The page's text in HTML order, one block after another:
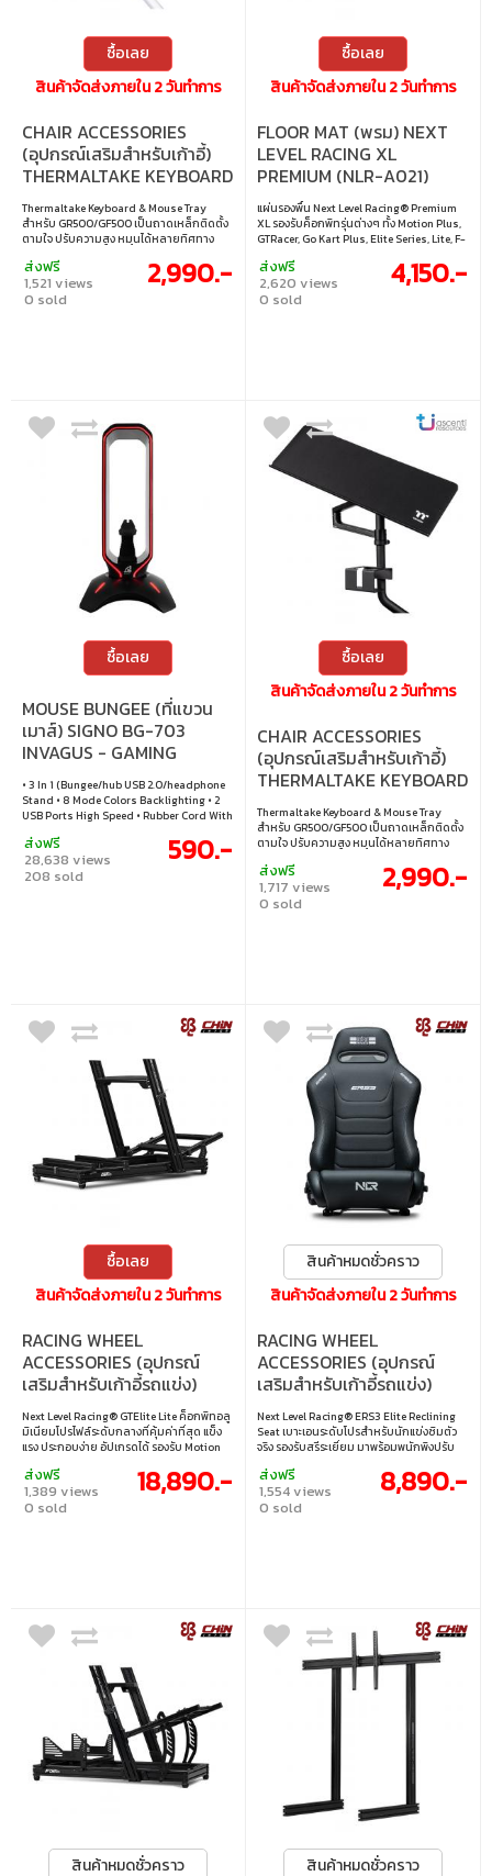
ซื้อเลย
สินค้าจัดส่งภายใน 2 วันทำการ
CHAIR ACCESSORIES
(อุปกรณ์เสริมสำหรับเก้าอี้)
THERMALTAKE KEYBOARD
& MOUSE TRAY - SNOW
(GSC-ACC-KBASWH-01)
Thermaltake Keyboard & Mouse Tray
สำหรับ GR500/GF500 เป็นถาดเหล็กติดตั้ง
ตามใจ ปรับความสูง หมุนได้หลายทิศทาง
และแผ่นรองเม้าส์ใหญ่ ช่วยให้พิมพ์หรือเล่นเก
มนานๆ สบายขึ้น
ส่งฟรี
1,521 views
0 sold
2,990.-
ซื้อเลย
สินค้าจัดส่งภายใน 2 วันทำการ
FLOOR MAT (พรม) NEXT
LEVEL RACING XL
PREMIUM (NLR-A021)
แผ่นรองพื้น Next Level Racing® Premium
XL รองรับค็อกพิทรุ่นต่างๆ ทั้ง Motion Plus,
GTRacer, Go Kart Plus, Elite Series, Lite, F-
มั่นคงและความสวยงามให้ชุดจำลองของคุณ
ขนาด 186 x 89 ซม.
ส่งฟรี
2,620 views
0 sold
4,150.-
ซื้อเลย
MOUSE BUNGEE (ที่แขวน
เมาส์) SIGNO BG-703
INVAGUS - GAMING
MOUSE BUNGEE WITH
HEADPHONE STAND
• 3 In 1 (Bungee/hub USB 2.0/headphone
Stand • 8 Mode Colors Backlighting • 2
USB Ports High Speed • Rubber Cord With
Play
ส่งฟรี
28,638 views
208 sold
590.-
ซื้อเลย
สินค้าจัดส่งภายใน 2 วันทำการ
CHAIR ACCESSORIES
(อุปกรณ์เสริมสำหรับเก้าอี้)
THERMALTAKE KEYBOARD
& MOUSE TRAY - BLACK
(GSC-ACC-KBASBB-01)
Thermaltake Keyboard & Mouse Tray
สำหรับ GR500/GF500 เป็นถาดเหล็กติดตั้ง
ตามใจ ปรับความสูง หมุนได้หลายทิศทาง
และแผ่นรองเม้าส์ใหญ่ ช่วยให้พิมพ์หรือเล่นเก
มนานๆ สบายขึ้น
ส่งฟรี
1,717 views
0 sold
2,990.-
ซื้อเลย
สินค้าจัดส่งภายใน 2 วันทำการ
RACING WHEEL
ACCESSORIES (อุปกรณ์
เสริมสำหรับเก้าอี้รถแข่ง)
NEXT LEVEL RACING
WHEEL PLATE GT ELITE
LITE EDITION (NLR-E028)
Next Level Racing® GTElite Lite ค็อกพิทอลู
มิเนียมโปรไฟล์ระดับกลางที่คุ้มค่าที่สุด แข็ง
แรง ประกอบง่าย อัปเกรดได้ รองรับ Motion
พร้อมความแข็งแกร่งเหนือกว่าค็อกพิทรุ่นก
ลางทั่วไป (*อุปกรณ์เสริมแยกจำหน่าย)
ส่งฟรี
1,389 views
0 sold
18,890.-
สินค้าหมดชั่วคราว
สินค้าจัดส่งภายใน 2 วันทำการ
RACING WHEEL
ACCESSORIES (อุปกรณ์
เสริมสำหรับเก้าอี้รถแข่ง)
NEXT LEVEL RACING
RECLINING SEAT ELITE
ERS3 (NLR-E050)
Next Level Racing® ERS3 Elite Reclining
Seat เบาะเอนระดับโปรสำหรับนักแข่งซิมตัว
จริง รองรับสรีระเยี่ยม มาพร้อมพนักพิงปรับ
นาน รองรับการติดตั้งกับค็อกพิทหลายรุ่น
ส่งฟรี
1,554 views
0 sold
8,890.-
สินค้าหมดชั่วคราว สินค้าหมดชั่วคราว